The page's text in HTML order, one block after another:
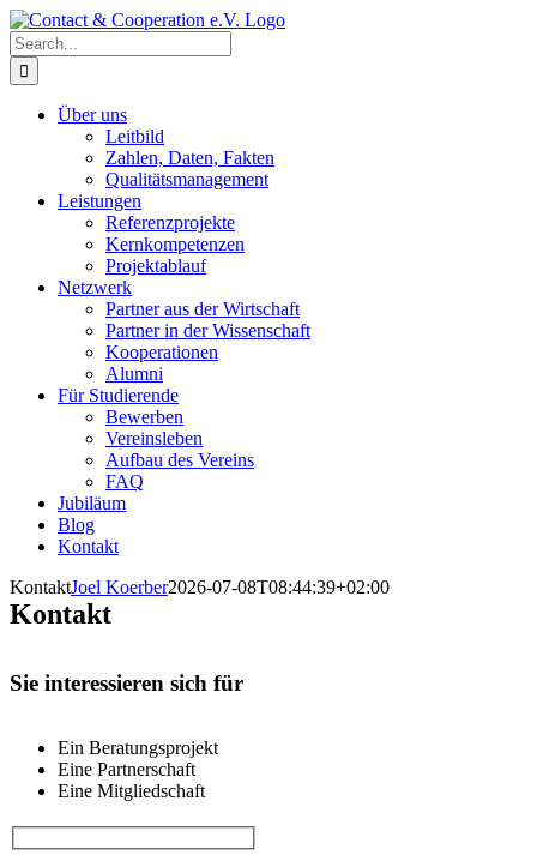
Skip
to
content
Search
for:
Über uns
Leitbild
Zahlen, Daten, Fakten
Qualitätsmanagement
Leistungen
Referenzprojekte
Kernkompetenzen
Projektablauf
Netzwerk
Partner aus der Wirtschaft
Partner in der Wissenschaft
Kooperationen
Alumni
Für Studierende
Bewerben
Vereinsleben
Aufbau des Vereins
FAQ
Jubiläum
Blog
Kontakt
KontaktJoel Koerber2026-07-08T08:44:39+02:00
Kontakt
Sie interessieren sich für
Ein Beratungsprojekt
Eine Partnerschaft
Eine Mitgliedschaft